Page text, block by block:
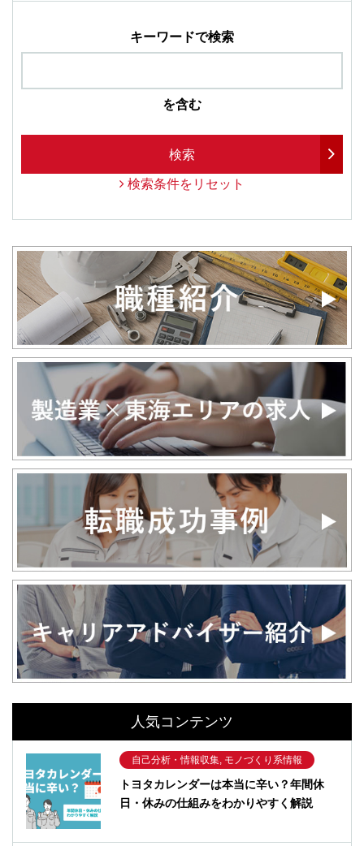
キーワードで検索
を含む
検索
検索条件をリセット
人気コンテンツ
自己分析・情報収集, モノづくり系情報
トヨタカレンダーは本当に辛い？年間休
日・休みの仕組みをわかりやすく解説